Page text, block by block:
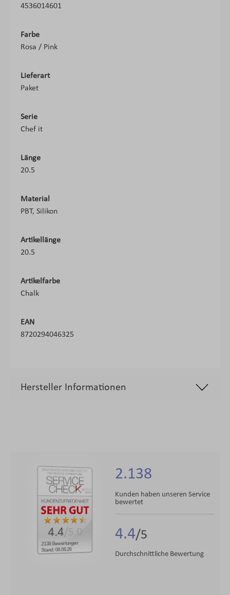
4536014601
Farbe
Rosa / Pink
Lieferart
Paket
Serie
Chef it
Länge
20.5
Material
PBT, Silikon
Artikellänge
20.5
Artikelfarbe
Chalk
EAN
8720294046325
Hersteller Informationen
2138 Bewertungen
Stand: 08.08.26
4.4/5.0
2.138
Kunden haben unseren Service
bewertet
4.4
Durchschnittliche Bewertung